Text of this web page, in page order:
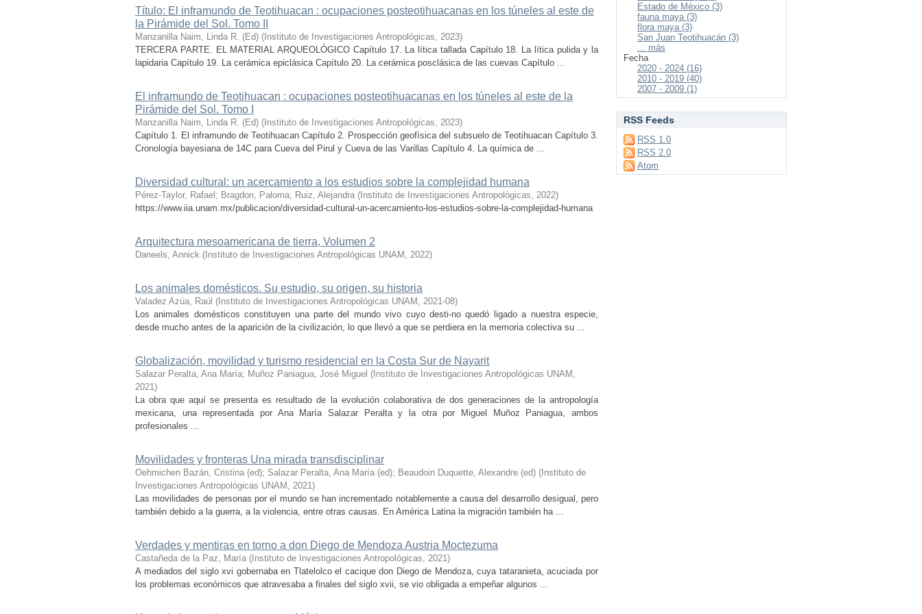
Título: El inframundo de Teotihuacan : ocupaciones posteotihuacanas en los túneles al este de
la Pirámide del Sol. Tomo II
Manzanilla Naim, Linda R. (Ed) ( Instituto de Investigaciones Antropológicas, 2023)
TERCERA PARTE. EL MATERIAL ARQUEOLÓGICO Capítulo 17. La lítica tallada Capítulo 18. La lítica pulida y la
lapidaria Capítulo 19. La cerámica epiclásica Capítulo 20. La cerámica posclásica de las cuevas Capítulo ...
El inframundo de Teotihuacan : ocupaciones posteotihuacanas en los túneles al este de la
Pirámide del Sol. Tomo I
Manzanilla Naim, Linda R. (Ed) ( Instituto de Investigaciones Antropológicas, 2023)
Capítulo 1. El inframundo de Teotihuacan Capítulo 2. Prospección geofísica del subsuelo de Teotihuacan Capítulo 3.
Cronología bayesiana de 14C para Cueva del Pirul y Cueva de las Varillas Capítulo 4. La química de ...
Diversidad cultural: un acercamiento a los estudios sobre la complejidad humana
Pérez-Taylor, Rafael ; Bragdon, Paloma; Ruiz, Alejandra ( Instituto de Investigaciones Antropológicas, 2022)
https://www.iia.unam.mx/publicacion/diversidad-cultural-un-acercamiento-los-estudios-sobre-la-complejidad-humana
Arquitectura mesoamericana de tierra, Volumen 2
Daneels, Annick ( Instituto de Investigaciones Antropológicas UNAM , 2022)
Los animales domésticos. Su estudio, su origen, su historia
Valadez Azúa, Raúl ( Instituto de Investigaciones Antropológicas UNAM , 2021-08)
Los animales domésticos constituyen una parte del mundo vivo cuyo desti-no quedó ligado a nuestra especie,
desde mucho antes de la aparición de la civilización, lo que llevó a que se perdiera en la memoria colectiva su ...
Globalización, movilidad y turismo residencial en la Costa Sur de Nayarit
Salazar Peralta, Ana María; Muñoz Paniagua, José Miguel ( Instituto de Investigaciones Antropológicas UNAM ,
2021)
La obra que aquí se presenta es resultado de la evolución colaborativa de dos generaciones de la antropología
mexicana, una representada por Ana María Salazar Peralta y la otra por Miguel Muñoz Paniagua, ambos
profesionales ...
Movilidades y fronteras Una mirada transdisciplinar
Oehmichen Bazán, Cristina (ed); Salazar Peralta, Ana María (ed); Beaudoin Duquette, Alexandre (ed) ( Instituto de
Investigaciones Antropológicas UNAM , 2021)
Las movilidades de personas por el mundo se han incrementado notablemente a causa del desarrollo desigual, pero
también debido a la guerra, a la violencia, entre otras causas. En América Latina la migración también ha ...
Verdades y mentiras en torno a don Diego de Mendoza Austria Moctezuma
Castañeda de la Paz, María ( Instituto de Investigaciones Antropológicas, 2021)
A mediados del siglo xvi gobernaba en Tlatelolco el cacique don Diego de Mendoza, cuya tataranieta, acuciada por
los problemas económicos que atra­ve­sa­ba ­a ­finales ­del ­siglo xvii, se vio obligada a empeñar algunos ...
Estado de México (3)
fauna maya (3)
flora maya (3)
San Juan Teotihuacán (3)
... más
Fecha
2020 - 2024 (16)
2010 - 2019 (40)
2007 - 2009 (1)
RSS Feeds
RSS 1.0
RSS 2.0
Atom